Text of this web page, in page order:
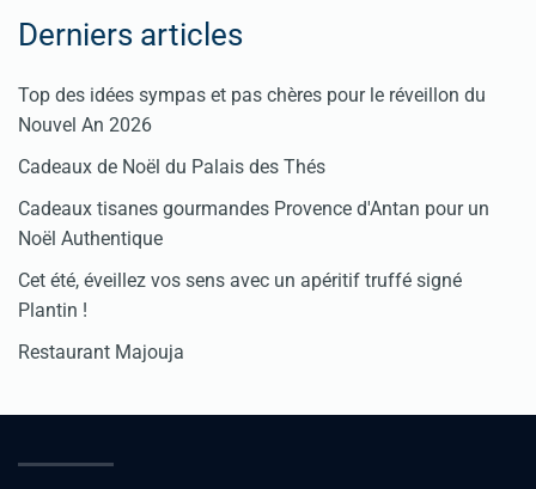
Derniers articles
Top des idées sympas et pas chères pour le réveillon du
Nouvel An 2026
Cadeaux de Noël du Palais des Thés
Cadeaux tisanes gourmandes Provence d'Antan pour un
Noël Authentique
Cet été, éveillez vos sens avec un apéritif truffé signé
Plantin !
Restaurant Majouja